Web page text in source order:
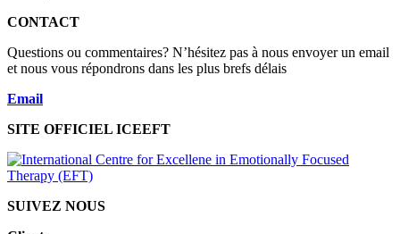
CONTACT
Questions ou commentaires? N’hésitez pas à nous envoyer un email
et nous vous répondrons dans les plus brefs délais
Email
SITE OFFICIEL ICEEFT
SUIVEZ NOUS